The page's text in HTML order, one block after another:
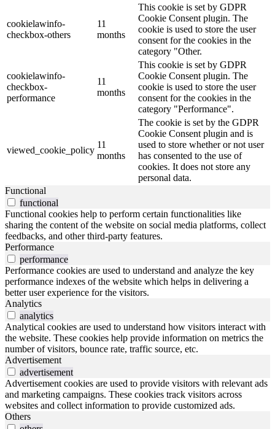
cookielawinfo-
checkbox-others
11
months
This cookie is set by GDPR
Cookie Consent plugin. The
cookie is used to store the user
consent for the cookies in the
category "Other.
cookielawinfo-
checkbox-
performance
11
months
This cookie is set by GDPR
Cookie Consent plugin. The
cookie is used to store the user
consent for the cookies in the
category "Performance".
viewed_cookie_policy
11
months
The cookie is set by the GDPR
Cookie Consent plugin and is
used to store whether or not user
has consented to the use of
cookies. It does not store any
personal data.
Functional
functional
Functional cookies help to perform certain functionalities like
sharing the content of the website on social media platforms, collect
feedbacks, and other third-party features.
Performance
performance
Performance cookies are used to understand and analyze the key
performance indexes of the website which helps in delivering a
better user experience for the visitors.
Analytics
analytics
Analytical cookies are used to understand how visitors interact with
the website. These cookies help provide information on metrics the
number of visitors, bounce rate, traffic source, etc.
Advertisement
advertisement
Advertisement cookies are used to provide visitors with relevant ads
and marketing campaigns. These cookies track visitors across
websites and collect information to provide customized ads.
Others